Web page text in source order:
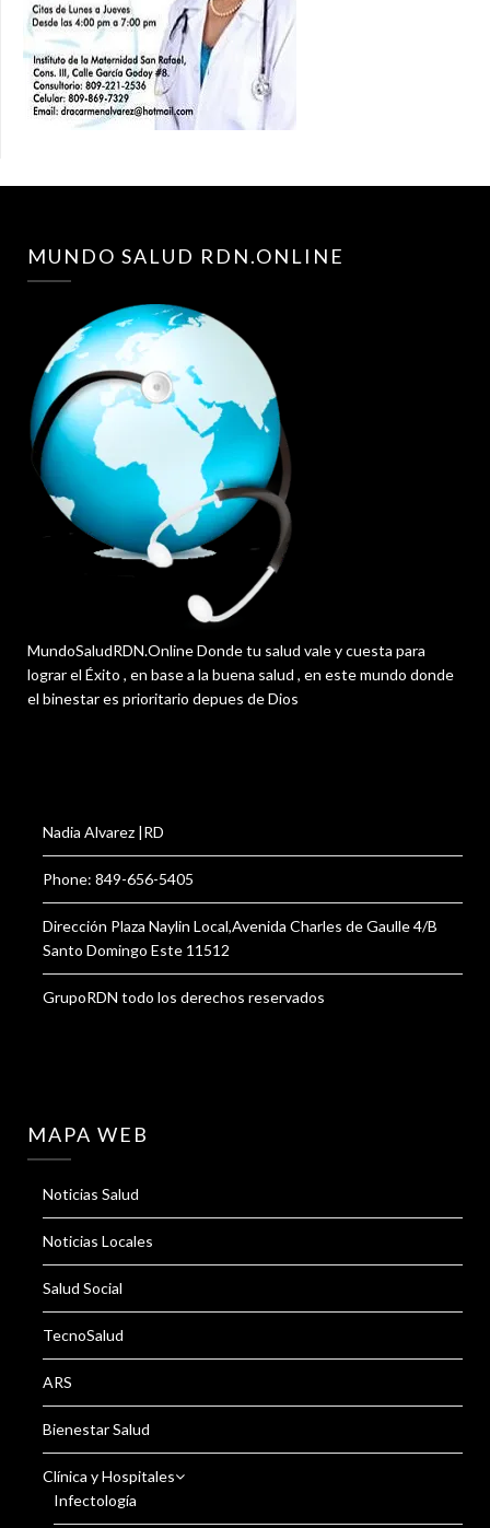
MUNDO SALUD RDN.ONLINE
MundoSaludRDN.Online Donde tu salud vale y cuesta para
lograr el Éxito , en base a la buena salud , en este mundo donde
el binestar es prioritario depues de Dios
Nadia Alvarez |RD
Phone: 849-656-5405
Dirección Plaza Naylin Local,Avenida Charles de Gaulle 4/B
Santo Domingo Este 11512
GrupoRDN todo los derechos reservados
MAPA WEB
Noticias Salud
Noticias Locales
Salud Social
TecnoSalud
ARS
Bienestar Salud
Clínica y Hospitales
Infectología